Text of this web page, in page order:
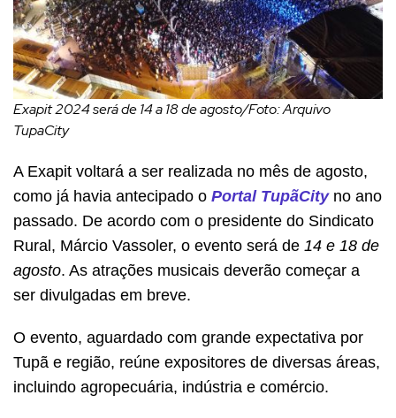
Exapit 2024 será de 14 a 18 de agosto/Foto: Arquivo
TupaCity
A Exapit voltará a ser realizada no mês de agosto,
como já havia antecipado o Portal TupãCity no ano
passado. De acordo com o presidente do Sindicato
Rural, Márcio Vassoler, o evento será de 14 e 18 de
agosto. As atrações musicais deverão começar a
ser divulgadas em breve.
O evento, aguardado com grande expectativa por
Tupã e região, reúne expositores de diversas áreas,
incluindo agropecuária, indústria e comércio.